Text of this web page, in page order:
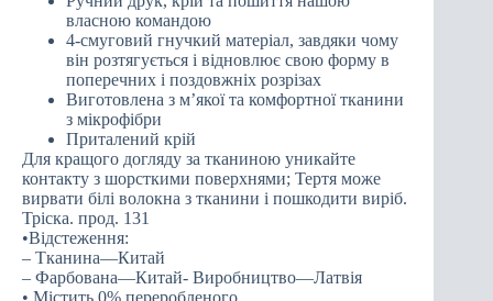
власною командою
4-смуговий гнучкий матеріал, завдяки чому
він розтягується і відновлює свою форму в
поперечних і поздовжніх розрізах
Виготовлена з м’якої та комфортної тканини
з мікрофібри
Приталений крій
Для кращого догляду за тканиною уникайте
контакту з шорсткими поверхнями; Тертя може
вирвати білі волокна з тканини і пошкодити виріб.
Тріска. прод. 131
•Відстеження:
– Тканина—Китай
– Фарбована—Китай- Виробництво—Латвія
• Містить 0% переробленого